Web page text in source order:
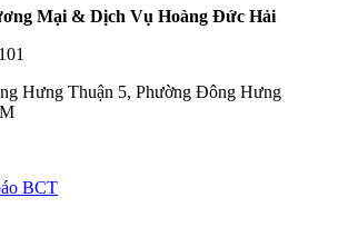
Mại & Dịch Vụ Hoàng Đức Hải
Hưng Thuận 5, Phường Đông Hưng